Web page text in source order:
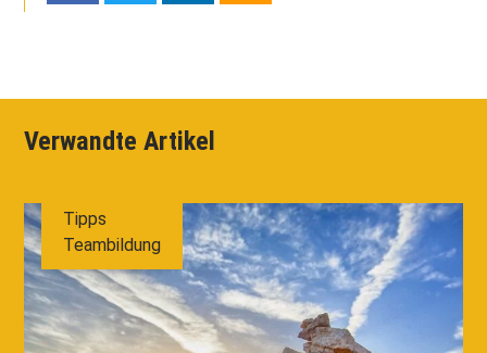
Verwandte Artikel
Tipps
Teambildung